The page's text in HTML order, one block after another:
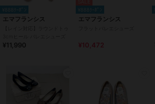
スエード(フェイク含む)
バレエシューズ
原産国
¥888ｸｰﾎﾟﾝ
エマフランシス
¥11,990
¥888ｸｰﾎﾟﾝ
エマフランシス
¥10,472